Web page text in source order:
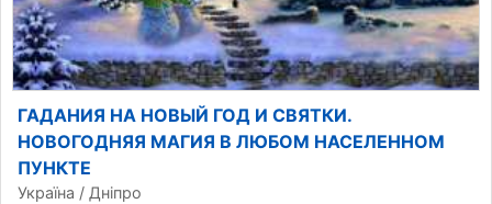
ГАДАНИЯ НА НОВЫЙ ГОД И СВЯТКИ.
НОВОГОДНЯЯ МАГИЯ В ЛЮБОМ НАСЕЛЕННОМ
ПУНКТЕ
Україна / Дніпро